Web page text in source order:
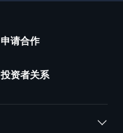
申请合作
投资者关系